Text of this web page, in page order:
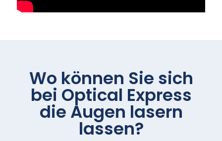
Wo können Sie sich
bei Optical Express
die Augen lasern
lassen?